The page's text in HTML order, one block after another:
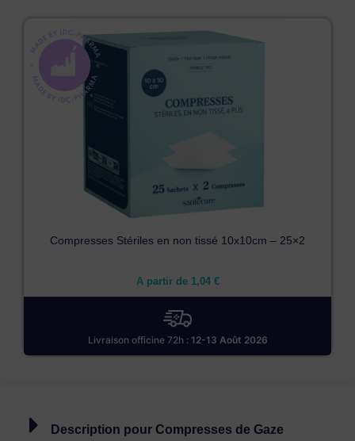
Compresses Stériles en non tissé 10x10cm – 25×2
A partir de 1,04 €
Livraison officine 72h : 12-13 Août 2026
Description pour Compresses de Gaze